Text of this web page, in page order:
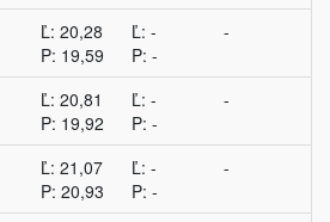
Ľ: 20,28
P: 19,59
Ľ: -
P: -
-
Ľ: 20,81
P: 19,92
Ľ: -
P: -
-
Ľ: 21,07
P: 20,93
Ľ: -
P: -
-